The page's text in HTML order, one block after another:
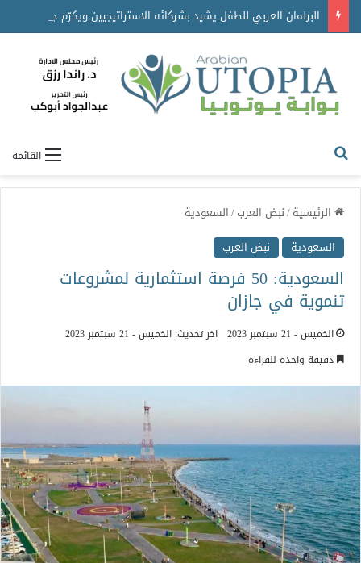
القائمة
الرئيسية/نبض العرب/السعودية
السعودية
نبض العرب
السعودية: 50 فرصة استثمارية لمشروعات
تنموية في جازان
الخميس - 21 سبتمبر 2023
اخر تحديث: الخميس - 21 سبتمبر 2023
دقيقة واحدة للقراءة